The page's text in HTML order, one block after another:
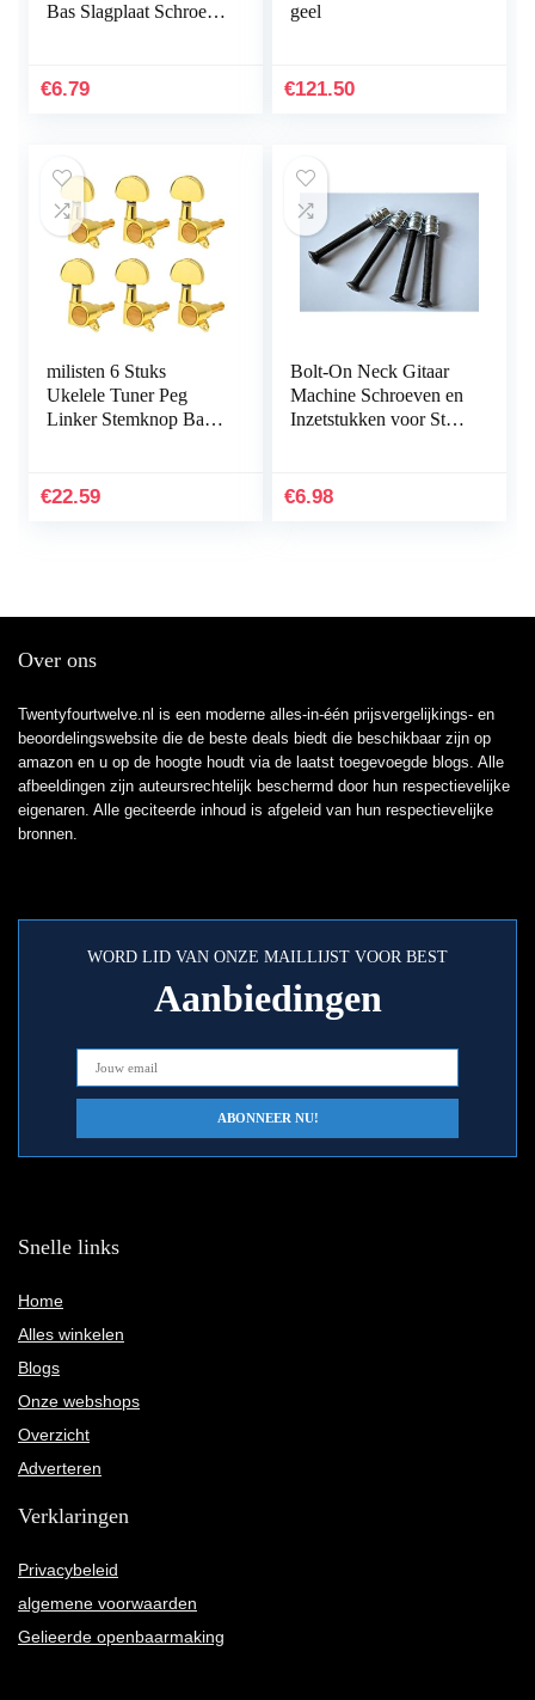
Bas Slagplaat Schroef
Elektrische Gitaar
€6.79
geel
€121.50
milisten 6 Stuks
Ukelele Tuner Peg
Linker Stemknop Bas
Gitaar Snaar Tuning
€22.59
Bolt-On Neck Gitaar
Machine Schroeven en
Inzetstukken voor Strat,
€6.98
Over ons
Twentyfourtwelve.nl is een moderne alles-in-één prijsvergelijkings- en
beoordelingswebsite die de beste deals biedt die beschikbaar zijn op
amazon en u op de hoogte houdt via de laatst toegevoegde blogs. Alle
afbeeldingen zijn auteursrechtelijk beschermd door hun respectievelijke
eigenaren. Alle geciteerde inhoud is afgeleid van hun respectievelijke
bronnen.
WORD LID VAN ONZE MAILLIJST VOOR BEST
Aanbiedingen
Snelle links
Home
Alles winkelen
Blogs
Onze webshops
Overzicht
Adverteren
Verklaringen
Privacybeleid
algemene voorwaarden
Gelieerde openbaarmaking